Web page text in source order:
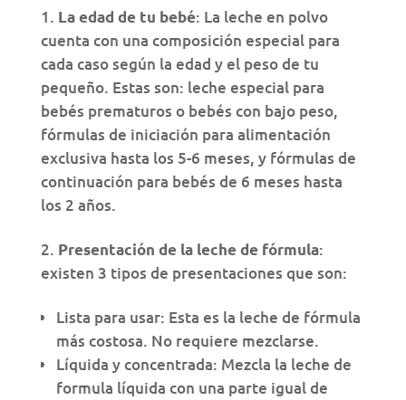
La edad de tu bebé: La leche en polvo
cuenta con una composición especial para
cada caso según la edad y el peso de tu
pequeño. Estas son: leche especial para
bebés prematuros o bebés con bajo peso,
fórmulas de iniciación para alimentación
exclusiva hasta los 5-6 meses, y fórmulas de
continuación para bebés de 6 meses hasta
los 2 años.
Presentación de la leche de fórmula:
existen 3 tipos de presentaciones que son:
Lista para usar: Esta es la leche de fórmula
más costosa. No requiere mezclarse.
Líquida y concentrada: Mezcla la leche de
formula líquida con una parte igual de